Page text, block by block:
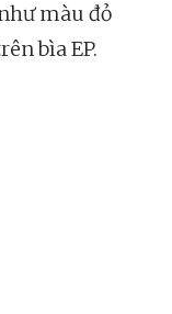
màu đỏ
bìa EP.